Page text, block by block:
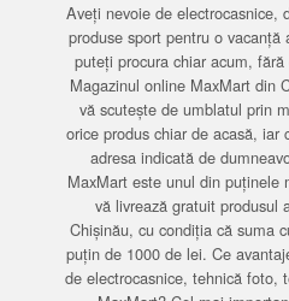
Aveți nevoie de electrocasnice,
produse sport pentru o
puteți procura chiar acum,
Magazinul online MaxMart din
vă scutește de umblatul prin
orice produs chiar de acasă, iar
adresa indicată de
MaxMart este unul din puținele
vă livrează gratuit produsul
Chișinău, cu condiția că suma
puțin de 1000 de lei. Ce
de electrocasnice, tehnică foto,